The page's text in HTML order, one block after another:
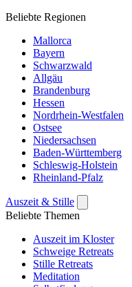
Beliebte Regionen
Mallorca
Bayern
Schwarzwald
Allgäu
Brandenburg
Hessen
Nordrhein-Westfalen
Ostsee
Niedersachsen
Baden-Württemberg
Schleswig-Holstein
Rheinland-Pfalz
Auszeit & Stille
Beliebte Themen
Auszeit im Kloster
Schweige Retreats
Stille Retreats
Meditation